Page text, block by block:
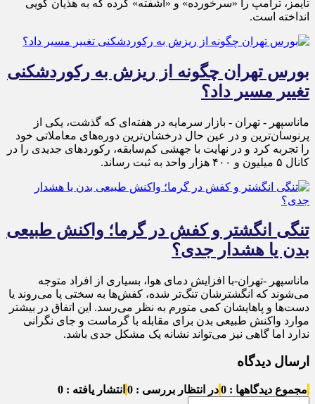
تایمز، ترامپ را «سرخورده» و «آشفته» کرده که به هذیان گویی
انداخته است.
بورس تهران چگونه از ریزش به رکوردشکنی
تغییر مسیر داد؟
ماناسپهر - تهران - بازار سرمایه در هفته‌ای که گذشت، یکی از
پرنوسان‌ترین و در عین حال درخشان‌ترین دوره‌های معاملاتی خود
را تجربه کرد و در نهایت با جهشی کم‌سابقه، رکوردهای جدیدی را در
کانال ۵ میلیون و ۴۰۰ هزار واحد به ثبت رساند.
تنگی انگشتر و کفش در گرما؛ واکنش طبیعی
بدن یا هشدار جدی؟
ماناسپهر -تهران-با افزایش دمای هوا، بسیاری از افراد متوجه
می‌شوند که انگشترشان تنگ‌تر شده، کفش‌ها به سختی پا می‌روند یا
دست‌ها و پاهایشان کمی متورم به نظر می‌رسد. این اتفاق در بیشتر
موارد واکنش طبیعی بدن برای مقابله با گرماست و جای نگرانی
ندارد اما گاهی نیز می‌تواند نشانه یک مشکل جدی باشد.
ارسال دیدگاه
مجموع دیدگاهها : 0 در انتظار بررسی : 0 انتشار یافته : 0